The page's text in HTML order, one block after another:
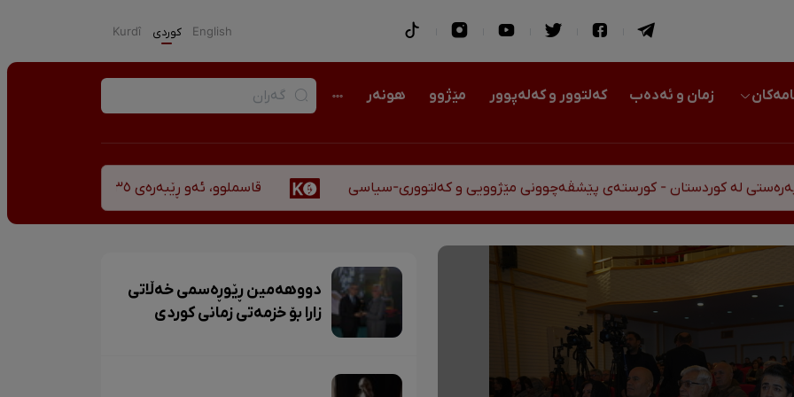
English كوردی Kurdî
زمان و ئەدەب کەلتوور و کەلەپوور مێژوو هونەر
کوردستان - کورستەی پێشڤەچوونی مێژوویی و کەلتووری-سیاسی قاسملوو، ئەو ڕێبەرەی ٣٥ ساڵ پاش شەهید بوونیشی ڕێبازەکەی هەر زیندووە
دووهەمین ڕێوڕەسمی خەڵاتی
زارا بۆ خزمەتی زمانی کوردی